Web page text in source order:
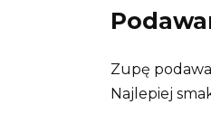
Zupę
Najlepiej